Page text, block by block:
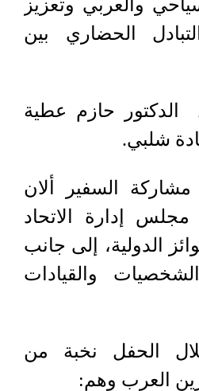
والعربي وتعزيز
الحضاري بين
حازم عطية
شلبي.
السفير ألان
إدارة الاتحاد
الدولية، إلى جانب
والقيادات
الحفل نخبة من
العرب وهم: